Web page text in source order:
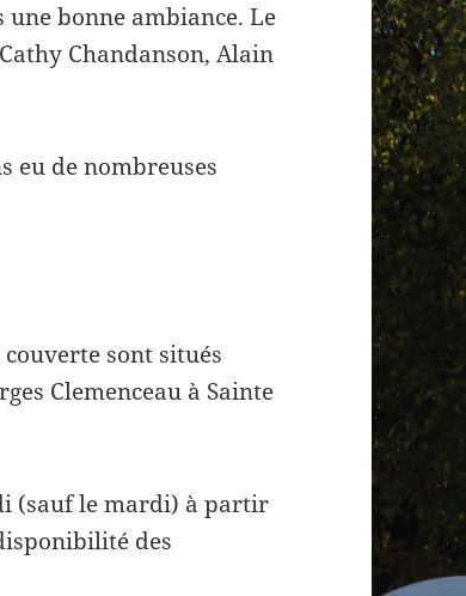
une bonne ambiance. Le
Chandanson, Alain
eu de nombreuses
sont situés
Clemenceau à Sainte
(sauf le mardi) à partir
des